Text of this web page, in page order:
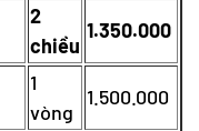
2
chiều
1.350.000
1
vòng
1.500.000